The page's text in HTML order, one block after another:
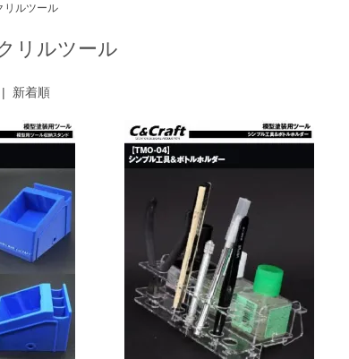
リルツール
リルツール
新着順